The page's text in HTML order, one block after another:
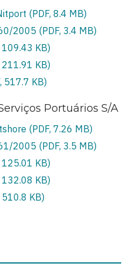
(PDF, 8.4 MB)
2005 (PDF, 3.4 MB)
109.43 KB)
211.91 KB)
517.7 KB)
Portuários S/A
(PDF, 7.26 MB)
2005 (PDF, 3.5 MB)
125.01 KB)
132.08 KB)
510.8 KB)